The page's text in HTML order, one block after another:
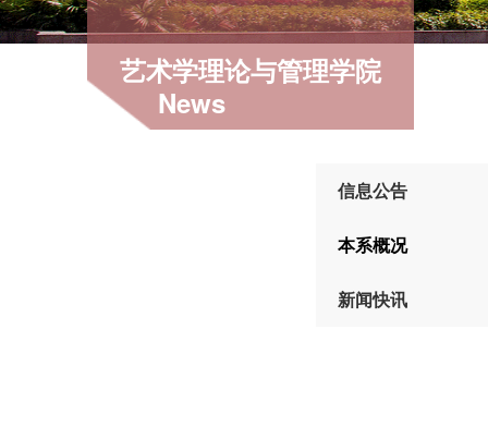
艺术学理论与管理学院
News
信息公告
本系概况
新闻快讯